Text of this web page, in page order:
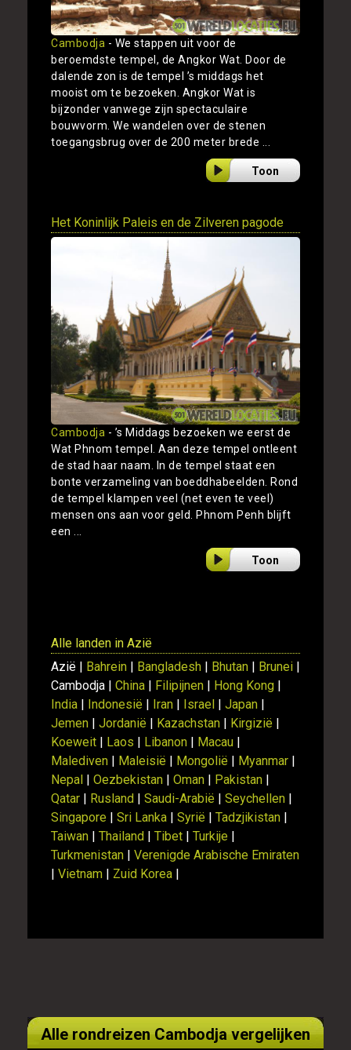
Cambodja - We stappen uit voor de
beroemdste tempel, de Angkor Wat. Door de
dalende zon is de tempel ’s middags het
mooist om te bezoeken. Angkor Wat is
bijzonder vanwege zijn spectaculaire
bouwvorm. We wandelen over de stenen
toegangsbrug over de 200 meter brede ...
Toon
Het Koninlijk Paleis en de Zilveren pagode
Cambodja - ’s Middags bezoeken we eerst de
Wat Phnom tempel. Aan deze tempel ontleent
de stad haar naam. In de tempel staat een
bonte verzameling van boeddhabeelden. Rond
de tempel klampen veel (net even te veel)
mensen ons aan voor geld. Phnom Penh blijft
een ...
Toon
Alle landen in Azië
Azië | Bahrein | Bangladesh | Bhutan | Brunei |
Cambodja | China | Filipijnen | Hong Kong |
India | Indonesië | Iran | Israel | Japan |
Jemen | Jordanië | Kazachstan | Kirgizië |
Koeweit | Laos | Libanon | Macau |
Malediven | Maleisië | Mongolië | Myanmar |
Nepal | Oezbekistan | Oman | Pakistan |
Qatar | Rusland | Saudi-Arabië | Seychellen |
Singapore | Sri Lanka | Syrië | Tadzjikistan |
Taiwan | Thailand | Tibet | Turkije |
Turkmenistan | Verenigde Arabische Emiraten
| Vietnam | Zuid Korea |
Alle rondreizen Cambodja vergelijken